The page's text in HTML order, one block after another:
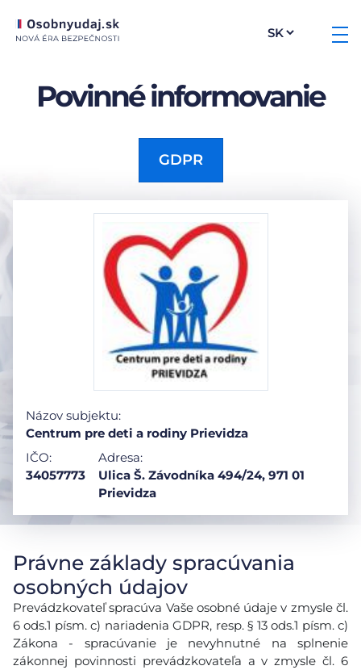
Povinné informovanie
GDPR
Názov subjektu:
Centrum pre deti a rodiny Prievidza
IČO:
34057773
Adresa:
Ulica Š. Závodníka 494/24, 971 01
Prievidza
Právne základy spracúvania
osobných údajov
Prevádzkovateľ spracúva Vaše osobné údaje v zmysle čl.
6 ods.1 písm. c) nariadenia GDPR, resp. § 13 ods.1 písm. c)
Zákona - spracúvanie je nevyhnutné na splnenie
zákonnej povinnosti prevádzkovateľa a v zmysle čl. 6